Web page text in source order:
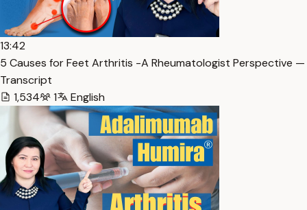
13:42
5 Causes for Feet Arthritis -A Rheumatologist Perspective —
Transcript
1,534
1 English